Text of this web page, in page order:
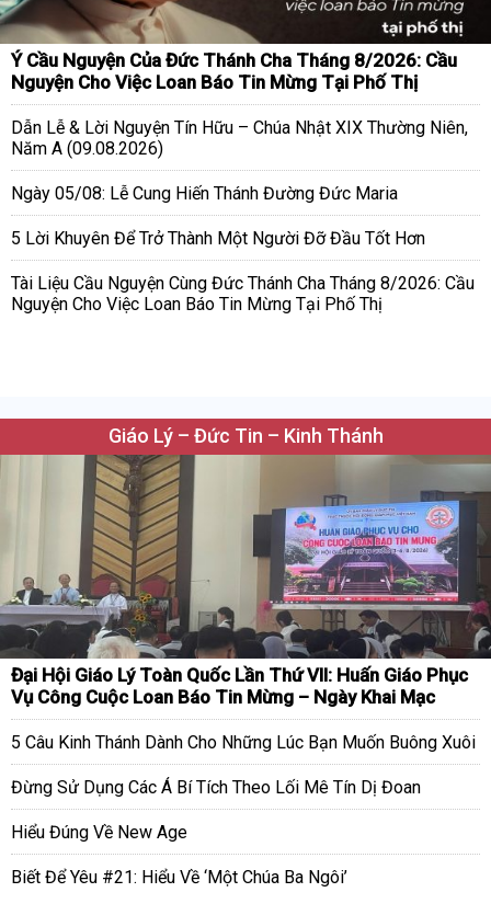
Ý Cầu Nguyện Của Đức Thánh Cha Tháng 8/2026: Cầu
Nguyện Cho Việc Loan Báo Tin Mừng Tại Phố Thị
Dẫn Lễ & Lời Nguyện Tín Hữu – Chúa Nhật XIX Thường Niên,
Năm A (09.08.2026)
Ngày 05/08: Lễ Cung Hiến Thánh Đường Đức Maria
5 Lời Khuyên Để Trở Thành Một Người Đỡ Đầu Tốt Hơn
Tài Liệu Cầu Nguyện Cùng Đức Thánh Cha Tháng 8/2026: Cầu
Nguyện Cho Việc Loan Báo Tin Mừng Tại Phố Thị
Giáo Lý – Đức Tin – Kinh Thánh
Đại Hội Giáo Lý Toàn Quốc Lần Thứ VII: Huấn Giáo Phục
Vụ Công Cuộc Loan Báo Tin Mừng – Ngày Khai Mạc
5 Câu Kinh Thánh Dành Cho Những Lúc Bạn Muốn Buông Xuôi
Đừng Sử Dụng Các Á Bí Tích Theo Lối Mê Tín Dị Đoan
Hiểu Đúng Về New Age
Biết Để Yêu #21: Hiểu Về ‘Một Chúa Ba Ngôi’